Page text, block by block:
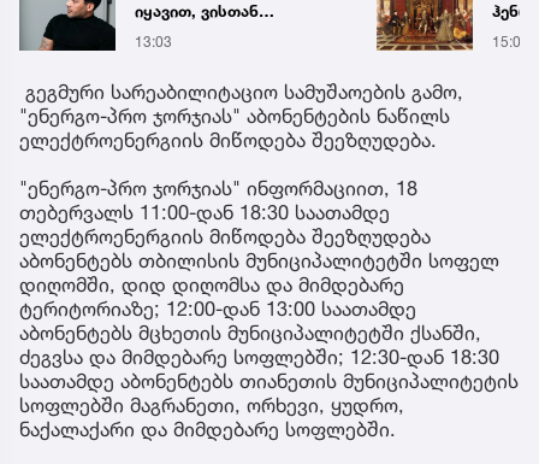
იყავით, ვისთან
მიდიხართ და ვის
13:03 15:05
გეგმური სარეაბილიტაციო სამუშაოების გამო,
"ენერგო-პრო ჯორჯიას" აბონენტების ნაწილს
ელექტროენერგიის მიწოდება შეეზღუდება.
"ენერგო-პრო ჯორჯიას" ინფორმაციით, 18
თებერვალს 11:00-დან 18:30 საათამდე
ელექტროენერგიის მიწოდება შეეზღუდება
აბონენტებს თბილისის მუნიციპალიტეტში სოფელ
დიღომში, დიდ დიღომსა და მიმდებარე
ტერიტორიაზე; 12:00-დან 13:00 საათამდე
აბონენტებს მცხეთის მუნიციპალიტეტში ქსანში,
ძეგვსა და მიმდებარე სოფლებში; 12:30-დან 18:30
საათამდე აბონენტებს თიანეთის მუნიციპალიტეტის
სოფლებში მაგრანეთი, ორხევი, ყუდრო,
ნაქალაქარი და მიმდებარე სოფლებში.